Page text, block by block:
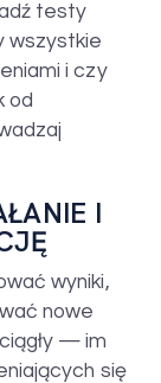
testy
wszystkie
i czy
od
I
wyniki,
nowe
— im
się